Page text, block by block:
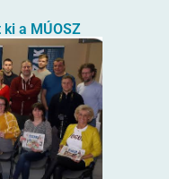
a MÚOSZ